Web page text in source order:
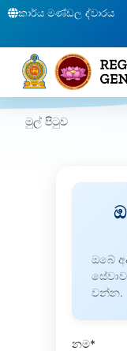
කාර්ය මණ්ඩල ද්වාරය
මුල් පිටුව
ඔබේ
වන්න.
නම*